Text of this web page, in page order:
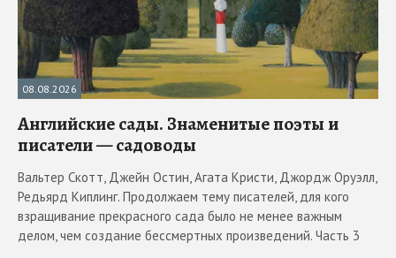
08.08.2026
Английские сады. Знаменитые поэты и
писатели — садоводы
Вальтер Скотт, Джейн Остин, Агата Кристи, Джордж Оруэлл,
Редьярд Киплинг. Продолжаем тему писателей, для кого
взращивание прекрасного сада было не менее важным
делом, чем создание бессмертных произведений. Часть 3